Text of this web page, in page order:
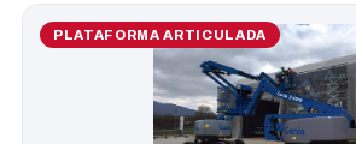
PLATAFORMA ARTICULADA